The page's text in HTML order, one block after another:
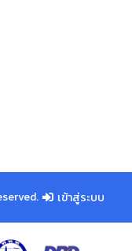
เข้าสู่ระบบ